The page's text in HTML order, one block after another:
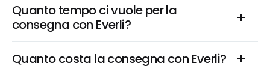
Quanto tempo ci vuole per la
consegna con Everli?
Quanto costa la consegna con Everli?